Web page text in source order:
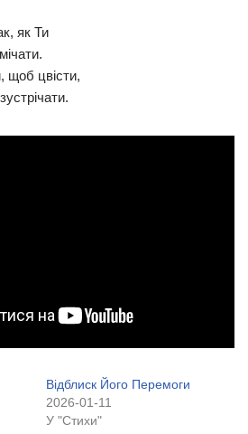
як Ти
щоб цвісти,
Відблиск Його Перемоги
2026-01-11
У "Стихи"